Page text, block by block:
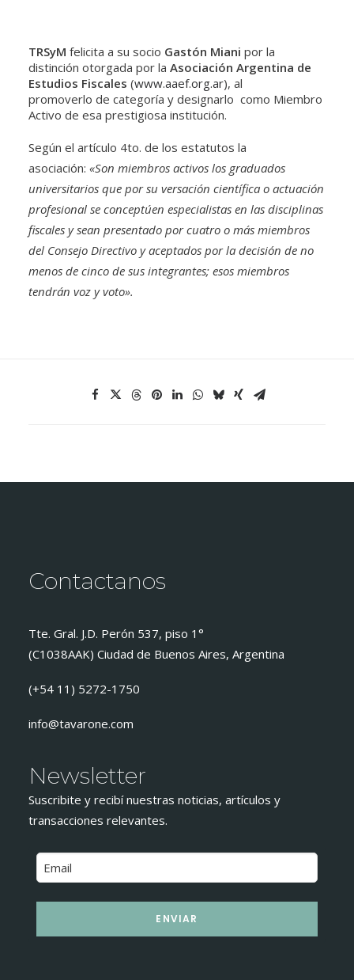
TRSyM felicita a su socio Gastón Miani por la
distinción otorgada por la Asociación Argentina de
Estudios Fiscales (www.aaef.org.ar), al
​promoverlo de categoría y designarlo como Miembro
Activo de esa prestigiosa institución.
Según el artículo 4to. de los estatutos la
asociación: «Son miembros activos los graduados
universitarios que por su versación científica o actuación
profesional se conceptúen especialistas en las disciplinas
fiscales y sean presentado por cuatro o más miembros
del Consejo Directivo y aceptados por la decisión de no
menos de cinco de sus integrantes; esos miembros
tendrán voz y voto».
Contactanos
Tte. Gral. J.D. Perón 537, piso 1°
(C1038AAK) Ciudad de Buenos Aires, Argentina
(+54 11) 5272-1750
info@tavarone.com
Newsletter
Suscribite y recibí nuestras noticias, artículos y
transacciones relevantes.
ENVIAR